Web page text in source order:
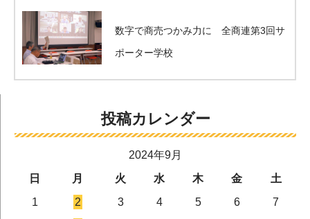
数字で商売つかみ力に 全商連第3回サ
ポーター学校
投稿カレンダー
2024年9月
日
月 火 水 木 金
土
1
2 3 4 5 6
7